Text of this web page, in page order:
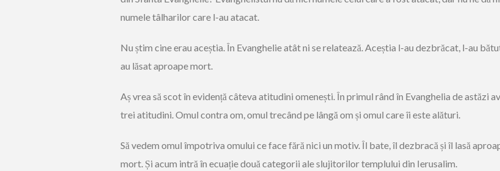
numele tâlharilor care l-au atacat.
Nu știm cine erau aceștia. În Evanghelie atât ni se relatează. Aceștia l-au dezbrăcat, l-au
au lăsat aproape mort.
Aș vrea să scot în evidență câteva atitudini omenești. În primul rând în Evanghelia de astăzi
trei atitudini. Omul contra om, omul trecând pe lângă om și omul care îi este alături.
Să vedem omul împotriva omului ce face fără nici un motiv. Îl bate, îl dezbracă și îl lasă
mort. Și acum intră în ecuație două categorii ale slujitorilor templului din Ierusalim.